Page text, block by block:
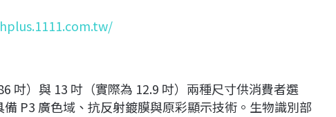
吋）與 13 吋（實際為 12.9 吋）兩種尺寸供消費者選
P3 廣色域、抗反射鍍膜與原彩顯示技術。生物識別部